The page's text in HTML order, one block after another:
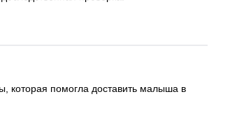
которая помогла доставить малыша в